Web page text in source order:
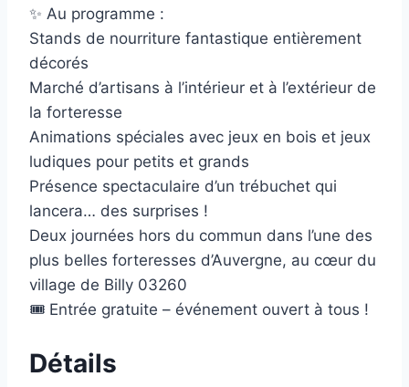
✨ Au programme :
Stands de nourriture fantastique entièrement
décorés
Marché d’artisans à l’intérieur et à l’extérieur de
la forteresse
Animations spéciales avec jeux en bois et jeux
ludiques pour petits et grands
Présence spectaculaire d’un trébuchet qui
lancera… des surprises !
Deux journées hors du commun dans l’une des
plus belles forteresses d’Auvergne, au cœur du
village de Billy 03260
🎟 Entrée gratuite – événement ouvert à tous !
Détails